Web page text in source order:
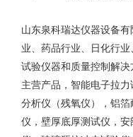
山东泉科瑞达仪器设备
业、药品行业、日化行
试验仪器和质量控制解决
主营产品，智能电子拉
分析仪（残氧仪），铝
仪，壁厚底厚测试仪，